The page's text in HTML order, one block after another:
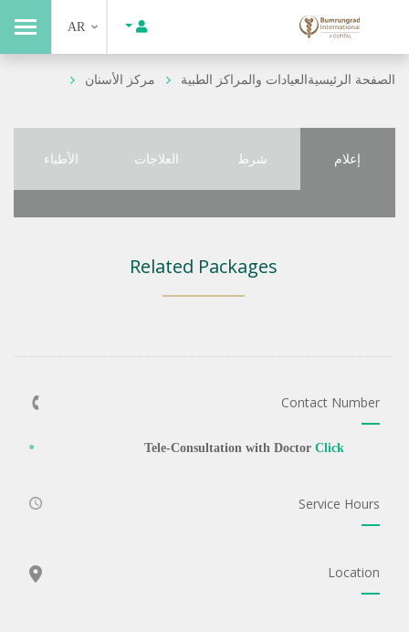
AR
الصفحة الرئيسيةالعيادات والمراكز الطبية مركز الأسنان
إعلام شرط العلاجات الأطباء
Related Packages
Contact Number
Tele-Consultation with Doctor Click
Service Hours
Location